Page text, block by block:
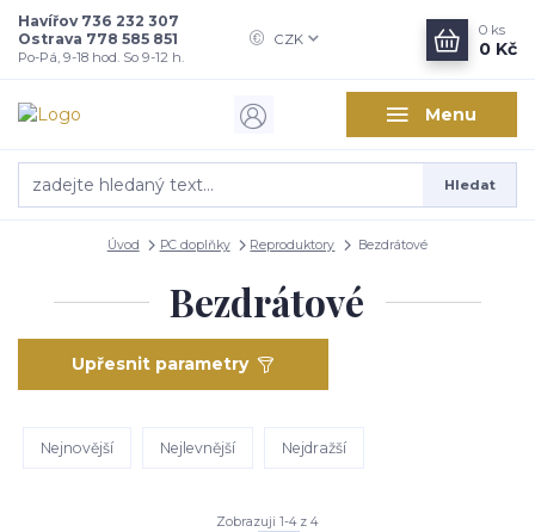
Menu
CZK
Hledat
Havířov 736 232 307
Ostrava 778 585 851
Po-Pá, 9-18 hod. So 9-12 h.
0 ks
0 Kč
Úvod PC doplňky Reproduktory Bezdrátové
Bezdrátové
Upřesnit parametry
Nejnovější Nejlevnější Nejdražší
Zobrazuji 1-4 z 4